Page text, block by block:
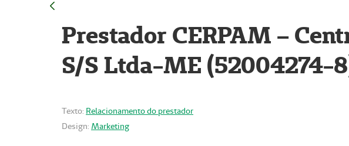
Prestador CERPAM –
S/S Ltda-ME (52004274-
Texto: Relacionamento do prestador
Design: Marketing